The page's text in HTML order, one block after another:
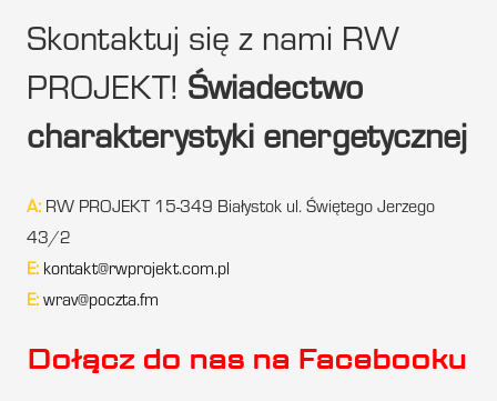
Skontaktuj się z nami RW
PROJEKT! Świadectwo
charakterystyki energetycznej
A: RW PROJEKT 15-349 Białystok ul. Świętego Jerzego
43/2
E: kontakt@rwprojekt.com.pl
E: wrav@poczta.fm
Dołącz do nas na Facebooku